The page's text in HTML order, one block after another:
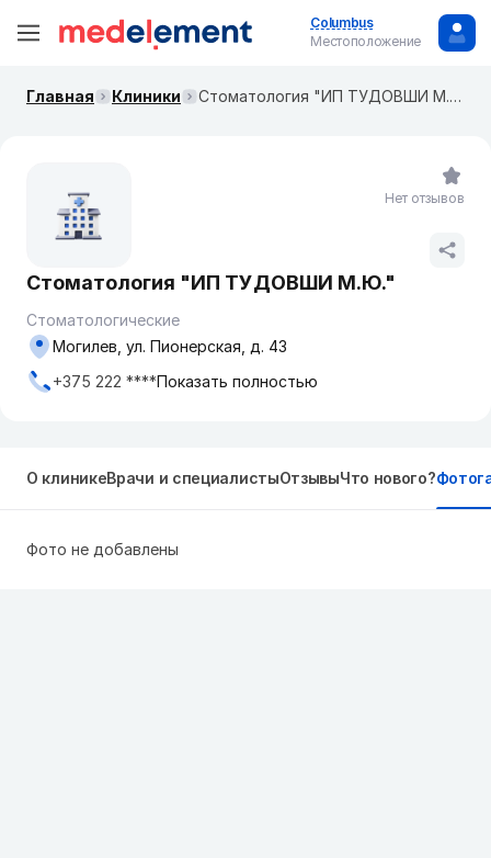
Columbus
Местоположение
Главная Клиники Стоматология "ИП ТУДОВШИ М.Ю."
Стоматология "ИП ТУДОВШИ М.Ю."
Стоматологические
Могилев, ул. Пионерская, д. 43
+375 222 ****Показать полностью
Нет отзывов
О клиникеВрачи и специалистыОтзывыЧто нового?
Фото не добавлены